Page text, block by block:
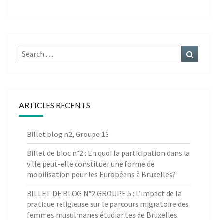
Search
for:
ARTICLES RÉCENTS
Billet blog n2, Groupe 13
Billet de bloc n°2 : En quoi la participation dans la
ville peut-elle constituer une forme de
mobilisation pour les Européens à Bruxelles?
BILLET DE BLOG N°2 GROUPE 5 : L’impact de la
pratique religieuse sur le parcours migratoire des
femmes musulmanes étudiantes de Bruxelles.